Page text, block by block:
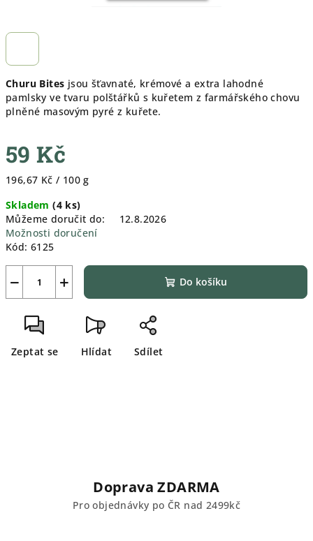
Churu Bites jsou šťavnaté, krémové a extra lahodné
pamlsky ve tvaru polštářků s kuřetem z farmářského chovu
plněné masovým pyré z kuřete.
59 Kč
Měrná
196,67 Kč / 100 g
Skladem(4 ks)
Můžeme doručit do:
12.8.2026
Možnosti doručení
Kód: 6125
+
− Do košíku
Zeptat se Hlídat Sdílet
Doprava ZDARMA
Pro objednávky po ČR nad 2499kč